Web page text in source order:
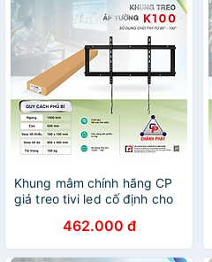
Khung mâm chính hãng CP
giá treo tivi led cố định cho
kèm ốc vít K100 - Hàng
Chính Hãng
462.000 đ